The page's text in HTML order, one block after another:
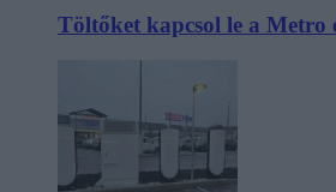
Töltőket kapcsol le a Metro